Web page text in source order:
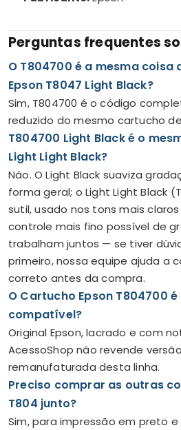
Perguntas frequentes
O T804700 é a mesma coisa
Epson T8047 Light Black?
Sim, T804700 é o código
reduzido do mesmo cartucho
T804700 Light Black é o
Light Light Black?
Não. O Light Black suaviza
forma geral; o Light Light Black
sutil, usado nos tons mais
controle mais fino possível de
trabalham juntos — se tiver
primeiro, nossa equipe ajuda a
correto antes da compra.
O Cartucho Epson T804700
compatível?
Original Epson, lacrado e com
AcessoShop não revende
remanufaturada desta linha.
Preciso comprar as outras
T804 junto?
Sim, para impressão em preto